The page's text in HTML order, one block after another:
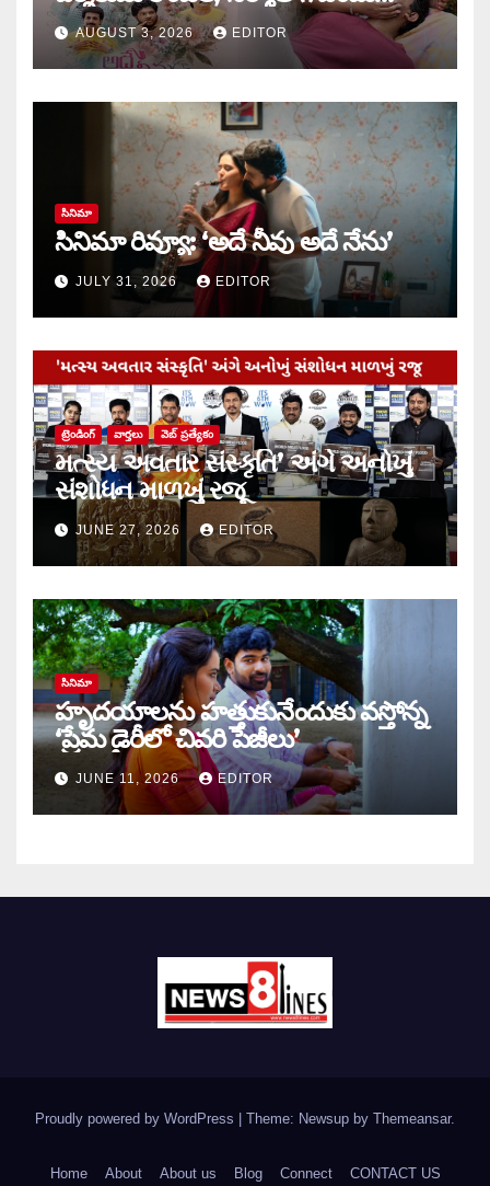
కాండ్రేగుల
AUGUST 3, 2026 EDITOR
సినిమా
సినిమా రివ్యూ: ‘అదే నీవు అదే నేను’
JULY 31, 2026 EDITOR
ట్రెండింగ్ వార్త‌లు వెబ్ ప్రత్యేకం
મત્સ્ય અવતાર સંસ્કૃતિ’ અંગે અનોખું
સંશોધન માળખું રજૂ
JUNE 27, 2026 EDITOR
సినిమా
హృదయాలను హత్తుకునేందుకు వస్తోన్న
‘ప్రేమ డైరీలో చివరి పేజీలు’
JUNE 11, 2026 EDITOR
Proudly powered by WordPress Theme: Newsup by Themeansar.
Home About About us Blog Connect CONTACT US